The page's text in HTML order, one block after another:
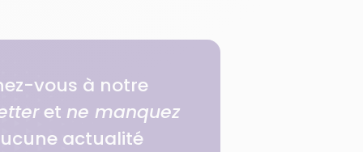
vous à notre
et ne manquez
actualité